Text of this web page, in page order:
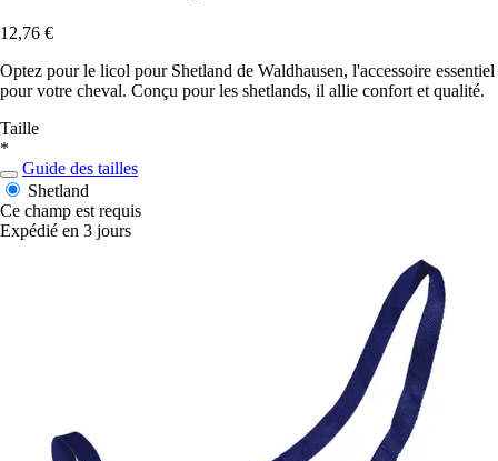
12,76 €
Optez pour le licol pour Shetland de Waldhausen, l'accessoire essentiel
pour votre cheval. Conçu pour les shetlands, il allie confort et qualité.
Taille
*
Guide des tailles
Shetland
Ce champ est requis
Expédié en 3 jours